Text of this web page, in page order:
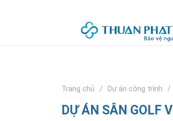
Trang chủ Dự án công trình
DỰ ÁN SÂN GOLF